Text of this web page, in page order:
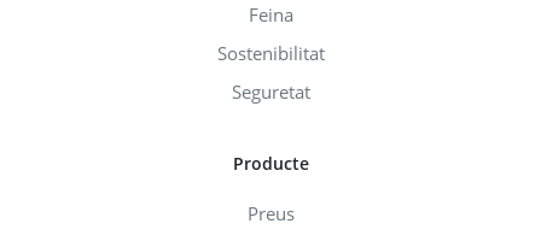
Feina
Sostenibilitat
Seguretat
Producte
Preus